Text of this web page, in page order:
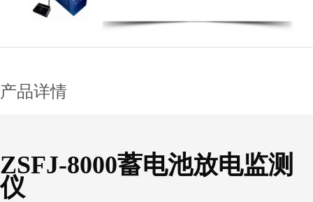
产品详情
ZSFJ-8000蓄电池放电监测
仪